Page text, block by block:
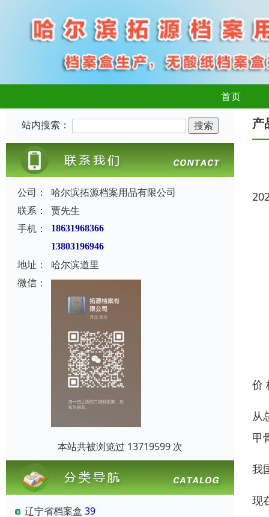
首页
站内搜索：
公司：
哈尔滨拓源档案用品有限公司
联系：
贾先生
手机：
18631968366
13803196946
地址：
哈尔滨道里
微信：
本站共被浏览过 13719599 次
辽宁省档案盒 39
产
价
从
甲
我
现